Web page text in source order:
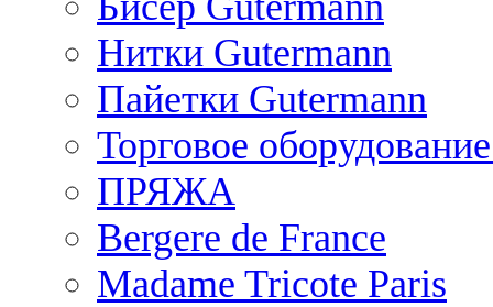
Нитки Gutermann
Пайетки Gutermann
Торговое
ПРЯЖА
Bergere de France
Madame Tricote Paris